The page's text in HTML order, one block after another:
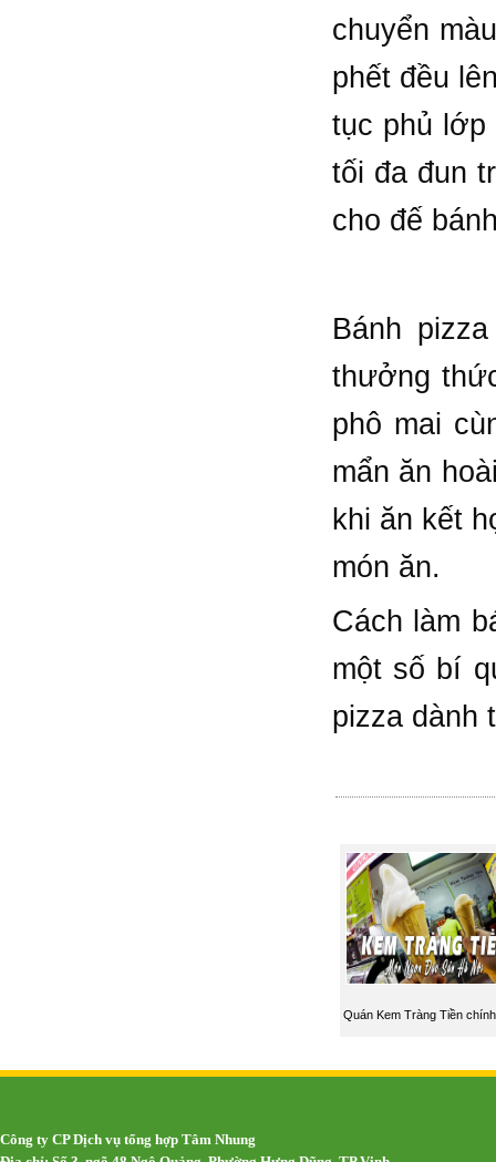
chuyển
phết đều
tục phủ lớp
tối đa đun
cho đế
Bánh
thưởng
phô mai
mẩn ăn
khi ăn kết
món ăn.
Cách làm
một số bí
pizza dành
Quán Kem Tràng Tiền
Công ty CP Dịch vụ tổng hợp Tâm Nhung